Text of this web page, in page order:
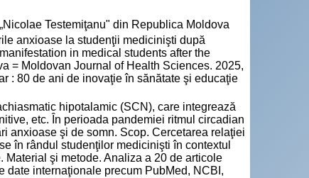
Testemiţanu" din Republica Moldova
anxioase la studenţii medicinişti după
in medical students after the
= Moldovan Journal of Health Sciences. 2025,
: 80 de ani de inovaţie în sănătate şi educaţie
hipotalamic (SCN), care integrează
etc. În perioada pandemiei ritmul circadian
anxioase şi de somn. Scop. Cercetarea relaţiei
în rândul studenţilor medicinişti în contextul
şi metode. Analiza a 20 de articole
internaţionale precum PubMed, NCBI,